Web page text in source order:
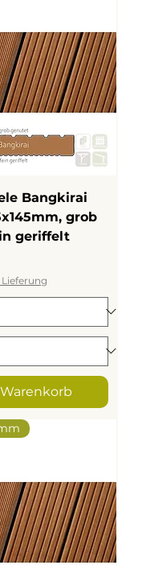
Bangkirai
grob
geriffelt
Lieferung